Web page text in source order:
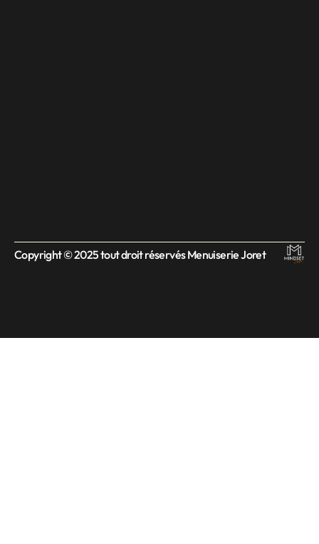
Copyright © 2025 tout droit réservés Menuiserie Joret